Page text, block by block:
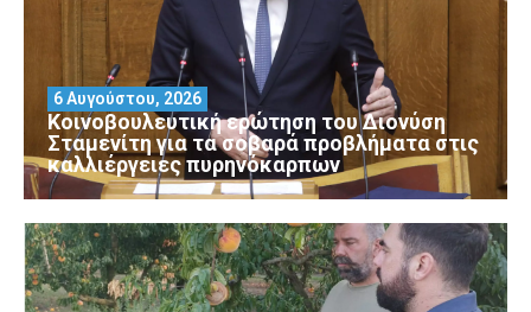
Κοινοβουλευτική ερώτηση του Διονύση
Σταμενίτη για τα σοβαρά προβλήματα στις
καλλιέργειες πυρηνόκαρπων
6 Αυγούστου, 2026